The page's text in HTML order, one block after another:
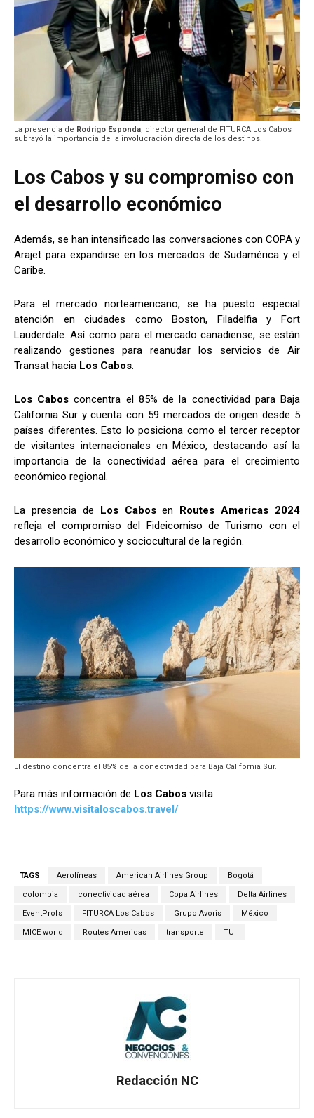
La presencia de Rodrigo Esponda, director general de FITURCA Los Cabos
subrayó la importancia de la involucración directa de los destinos.
Los Cabos y su compromiso con
el desarrollo económico
Además, se han intensificado las conversaciones con COPA y
Arajet para expandirse en los mercados de Sudamérica y el
Caribe.
Para el mercado norteamericano, se ha puesto especial
atención en ciudades como Boston, Filadelfia y Fort
Lauderdale. Así como para el mercado canadiense, se están
realizando gestiones para reanudar los servicios de Air
Transat hacia Los Cabos.
Los Cabos concentra el 85% de la conectividad para Baja
California Sur y cuenta con 59 mercados de origen desde 5
países diferentes. Esto lo posiciona como el tercer receptor
de visitantes internacionales en México, destacando así la
importancia de la conectividad aérea para el crecimiento
económico regional.
La presencia de Los Cabosen Routes Americas 2024
refleja el compromiso del Fideicomiso de Turismo con el
desarrollo económico y sociocultural de la región.
El destino concentra el 85% de la conectividad para Baja California Sur.
Para más información de Los Cabos visita
https://www.visitaloscabos.travel/
TAGS Aerolíneas American Airlines Group Bogotá
colombia conectividad aérea Copa Airlines Delta Airlines
EventProfs FITURCA Los Cabos Grupo Avoris México
MICE world Routes Americas transporte TUI
Redacción NC